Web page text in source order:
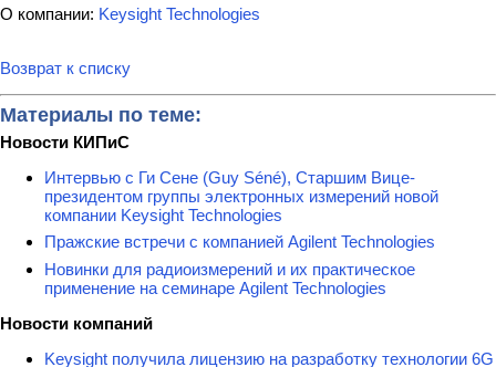
О компании: Keysight Technologies
Возврат к списку
Материалы по теме:
Новости КИПиС
Интервью с Ги Сене (Guy Séné), Старшим Вице-
президентом группы электронных измерений новой
компании Keysight Technologies
Пражские встречи с компанией Agilent Technologies
Новинки для радиоизмерений и их практическое
применение на семинаре Agilent Technologies
Новости компаний
Keysight получила лицензию на разработку технологии 6G